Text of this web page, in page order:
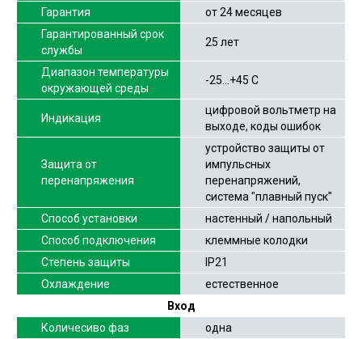
Гарантия
от 24 месяцев
Гарантированный срок
службы
25 лет
Диапазон температуры
окружающей среды
-25…+45 С
Индикация
цифровой вольтметр на
выходе, коды ошибок
Защита от
перенапряжения
устройство защиты от
импульсных
перенапряжений,
система "плавный пуск"
Способ установки
настенный / напольный
Способ подключения
клеммные колодки
Степень защиты
IP21
Охлаждение
естественное
Вход
Количесиво фаз
одна